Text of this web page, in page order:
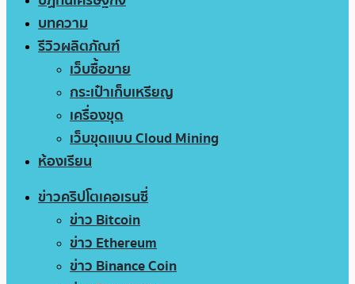
บทความ
รีวิวผลิตภัณฑ์
เว็บซื้อขาย
กระเป๋าเก็บเหรียญ
เครื่องขุด
เว็บขุดแบบ Cloud Mining
ห้องเรียน
ข่าวคริปโตเคอเรนซี่
ข่าว Bitcoin
ข่าว Ethereum
ข่าว Binance Coin